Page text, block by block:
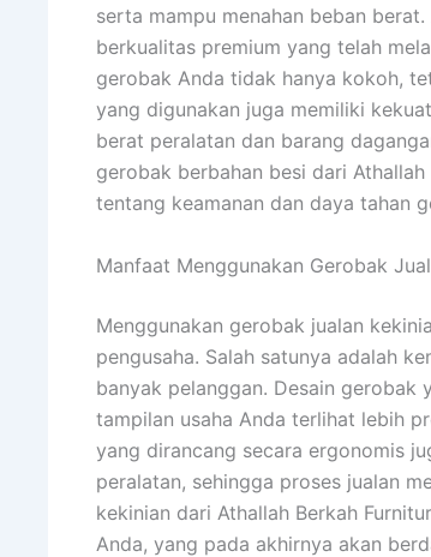
serta mampu menahan beban
berkualitas premium yang telah
gerobak Anda tidak hanya kokoh,
yang digunakan juga memiliki
berat peralatan dan barang
gerobak berbahan besi dari
tentang keamanan dan daya tahan
Manfaat Menggunakan Gerobak
Menggunakan gerobak jualan
pengusaha. Salah satunya adalah
banyak pelanggan. Desain gerobak
tampilan usaha Anda terlihat lebih
yang dirancang secara ergonomis
peralatan, sehingga proses jualan
kekinian dari Athallah Berkah
Anda, yang pada akhirnya akan